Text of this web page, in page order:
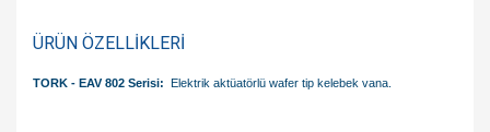
ÜRÜN ÖZELLİKLERİ
TORK - EAV 802 Serisi: Elektrik aktüatörlü wafer tip kelebek vana.